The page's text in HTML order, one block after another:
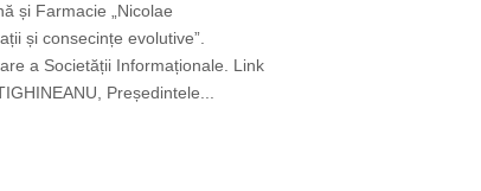
și Farmacie „Nicolae
și consecințe evolutive”.
a Societății Informaționale. Link
Președintele...